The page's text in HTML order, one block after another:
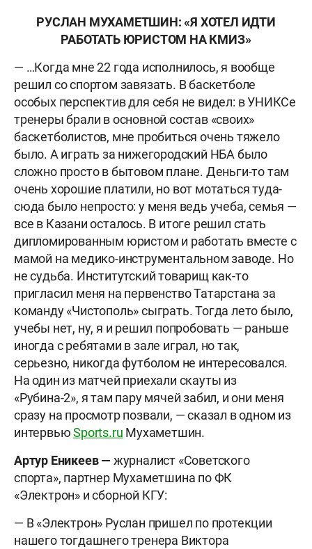
РУСЛАН МУХАМЕТШИН: «Я ХОТЕЛ ИДТИ
РАБОТАТЬ ЮРИСТОМ НА КМИЗ»
— …Когда мне 22 года исполнилось, я вообще
решил со спортом завязать. В баскетболе
особых перспектив для себя не видел: в УНИКСе
тренеры брали в основной состав «своих»
баскетболистов, мне пробиться очень тяжело
было. А играть за нижегородский НБА было
сложно просто в бытовом плане. Деньги-то там
очень хорошие платили, но вот мотаться туда-
сюда было непросто: у меня ведь учеба, семья —
все в Казани осталось. В итоге решил стать
дипломированным юристом и работать вместе с
мамой на медико-инструментальном заводе. Но
не судьба. Институтский товарищ как-то
пригласил меня на первенство Татарстана за
команду «Чистополь» сыграть. Тогда лето было,
учебы нет, ну, я и решил попробовать — раньше
иногда с ребятами в зале играл, но так,
серьезно, никогда футболом не интересовался.
На один из матчей приехали скауты из
«Рубина-2», я там пару мячей забил, и они меня
сразу на просмотр позвали, — сказал в одном из
интервьюSports.ru Мухаметшин.
Артур Еникеев — журналист «Советского
спорта», партнер Мухаметшина по ФК
«Электрон» и сборной КГУ:
— В «Электрон» Руслан пришел по протекции
нашего тогдашнего тренера Виктора